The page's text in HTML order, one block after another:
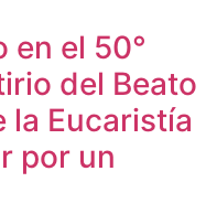
en el 50°
del Beato
la Eucaristía
por un